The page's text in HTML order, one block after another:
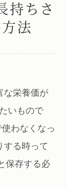
持ちさ
法
な栄養価が
いもので
わなくなっ
する時って
保存する必